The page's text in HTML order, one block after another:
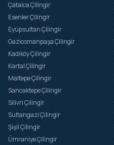
Çatalca Çilingir
Esenler Çilingir
Eyüpsultan Çilingir
Gaziosmanpaşa Çilingir
Kadıköy Çilingir
Kartal Çilingir
Maltepe Çilingir
Sancaktepe Çilingir
Silivri Çilingir
Sultangazi Çilingir
Şişli Çilingir
Ümraniye Çilingir